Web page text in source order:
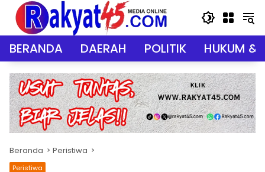
Langsung
konten
BERANDA DAERAH POLITIK HUKUM &
Beranda Peristiwa
Peristiwa